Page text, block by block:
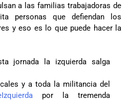
a las familias trabajadoras de
personas que defiendan los
y eso es lo que puede hacer la
jornada la izquierda salga
y a toda la militancia del
por la tremenda